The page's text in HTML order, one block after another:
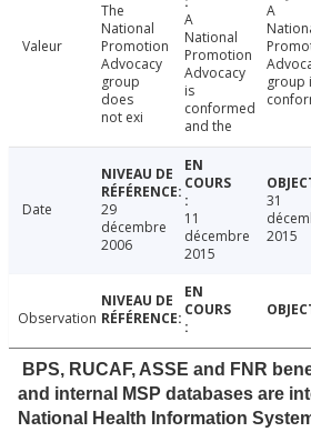
Valeur
The
National
Promotion
Advocacy
group
does
not exi
A
National
Promotion
Advocacy
is
conformed
and the
A
group
Date
29
décembre
2006
11
décembre
2015
31
2015
Observation
BPS, RUCAF, ASSE and FNR
and internal MSP databases are
National Health Information